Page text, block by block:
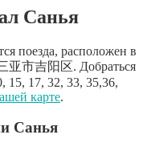
Санья
поезда, расположен в
亚市吉阳区. Добраться
15, 17, 32, 33, 35,36,
карте.
Санья